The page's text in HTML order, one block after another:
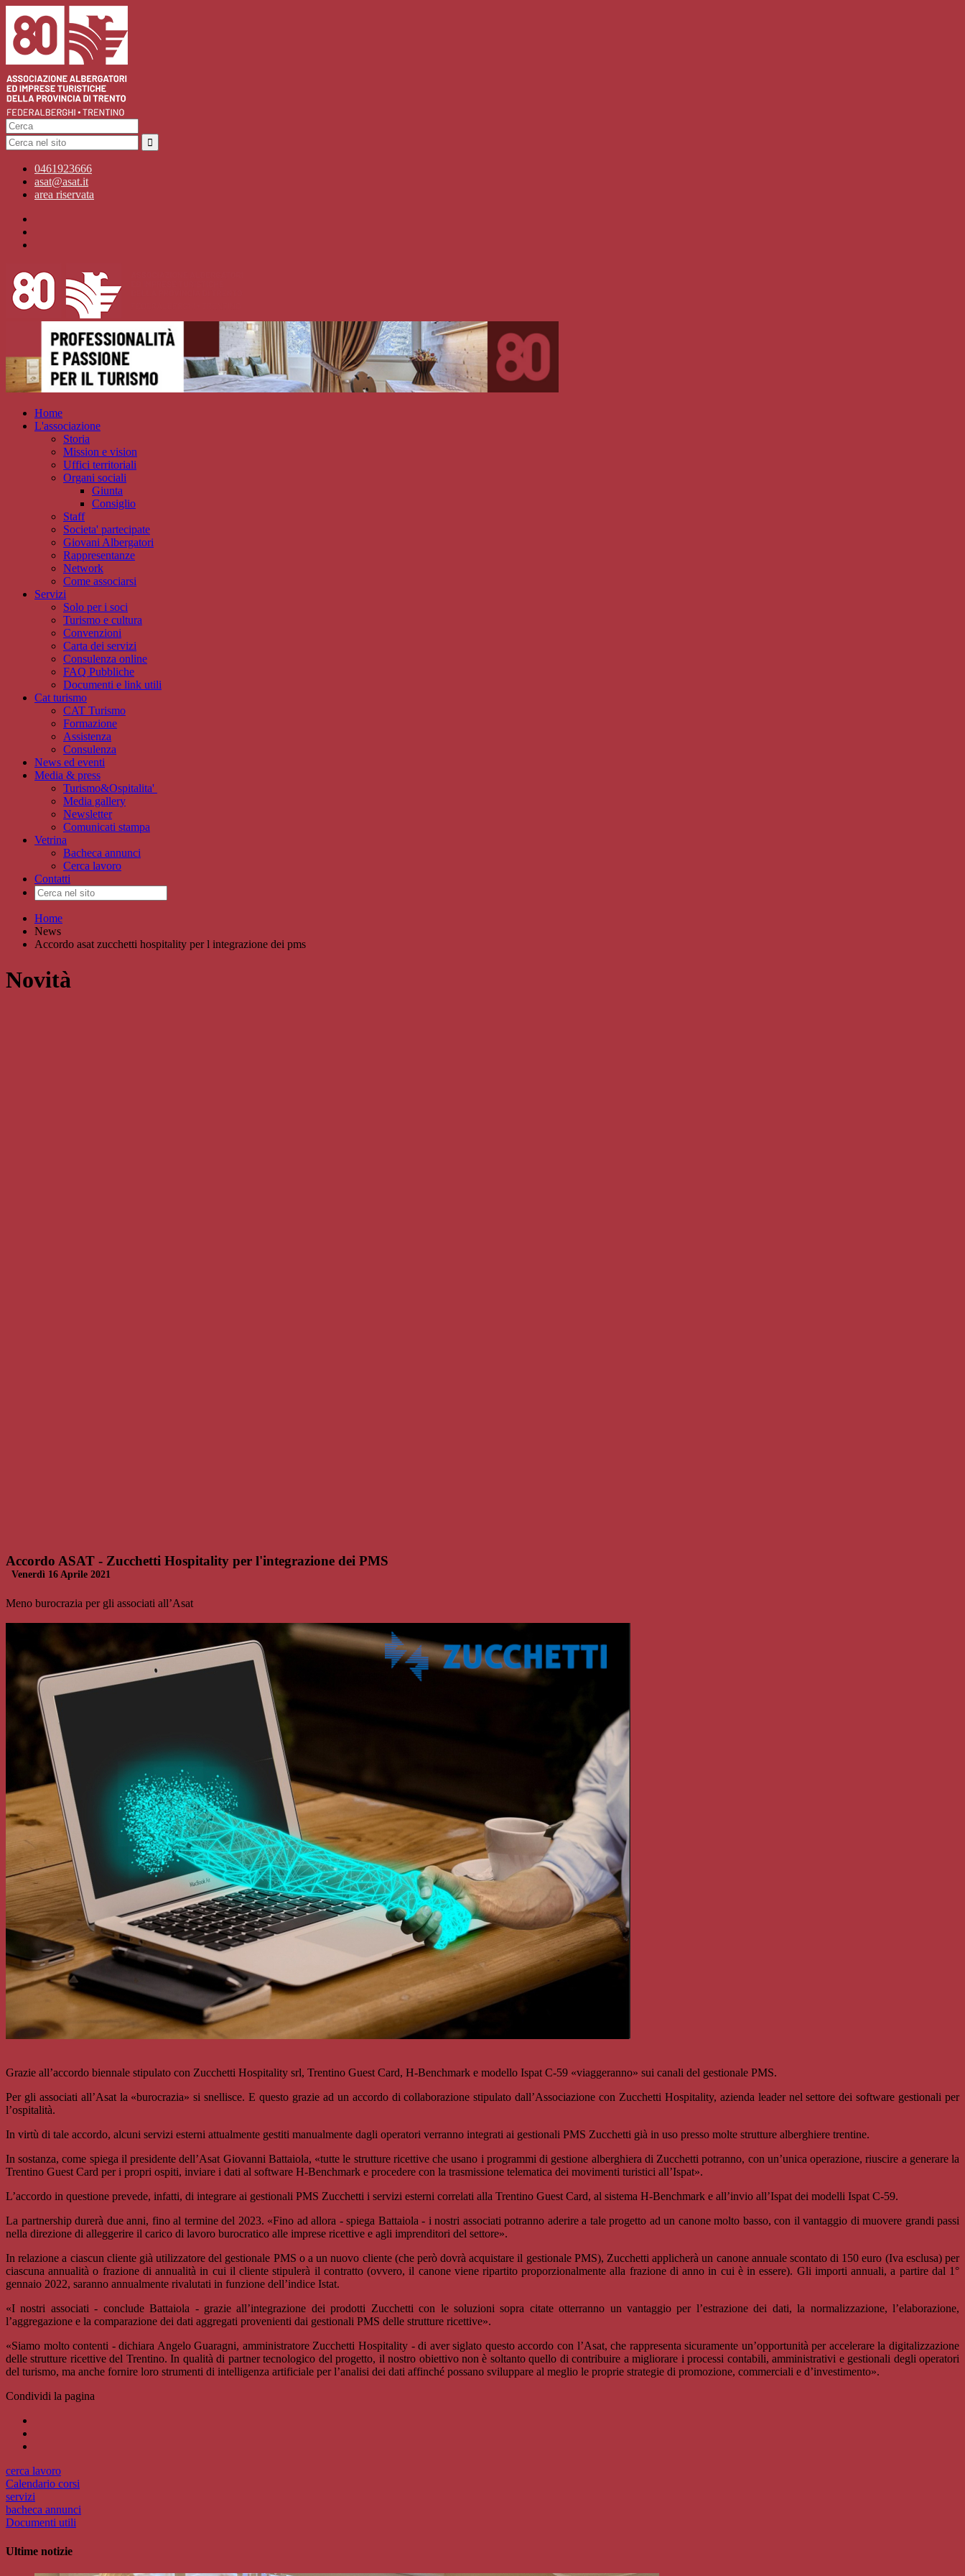
0461923666
asat@asat.it
area riservata
Home
L'associazione
Storia
Mission e vision
Uffici territoriali
Organi sociali
Giunta
Consiglio
Staff
Societa' partecipate
Giovani Albergatori
Rappresentanze
Network
Come associarsi
Servizi
Solo per i soci
Turismo e cultura
Convenzioni
Carta dei servizi
Consulenza online
FAQ Pubbliche
Documenti e link utili
Cat turismo
CAT Turismo
Formazione
Assistenza
Consulenza
News ed eventi
Media & press
Turismo&Ospitalita'
Media gallery
Newsletter
Comunicati stampa
Vetrina
Bacheca annunci
Cerca lavoro
Contatti
Home
News
Accordo asat zucchetti hospitality per l integrazione dei pms
Novità
Accordo ASAT - Zucchetti Hospitality per l'integrazione dei PMS
Venerdì 16 Aprile 2021
Meno burocrazia per gli associati all’Asat
Grazie all’accordo biennale stipulato con Zucchetti Hospitality srl, Trentino Guest Card, H-Benchmark e modello Ispat C-59 «viaggeranno» sui canali del gestionale PMS.
Per gli associati all’Asat la «burocrazia» si snellisce. E questo grazie ad un accordo di collaborazione stipulato dall’Associazione con Zucchetti Hospitality, azienda leader nel settore dei software gestionali per
l’ospitalità.
In virtù di tale accordo, alcuni servizi esterni attualmente gestiti manualmente dagli operatori verranno integrati ai gestionali PMS Zucchetti già in uso presso molte strutture alberghiere trentine.
In sostanza, come spiega il presidente dell’Asat Giovanni Battaiola, «tutte le strutture ricettive che usano i programmi di gestione alberghiera di Zucchetti potranno, con un’unica operazione, riuscire a generare la
Trentino Guest Card per i propri ospiti, inviare i dati al software H-Benchmark e procedere con la trasmissione telematica dei movimenti turistici all’Ispat».
L’accordo in questione prevede, infatti, di integrare ai gestionali PMS Zucchetti i servizi esterni correlati alla Trentino Guest Card, al sistema H-Benchmark e all’invio all’Ispat dei modelli Ispat C-59.
La partnership durerà due anni, fino al termine del 2023. «Fino ad allora - spiega Battaiola - i nostri associati potranno aderire a tale progetto ad un canone molto basso, con il vantaggio di muovere grandi passi
nella direzione di alleggerire il carico di lavoro burocratico alle imprese ricettive e agli imprenditori del settore».
In relazione a ciascun cliente già utilizzatore del gestionale PMS o a un nuovo cliente (che però dovrà acquistare il gestionale PMS), Zucchetti applicherà un canone annuale scontato di 150 euro (Iva esclusa) per
ciascuna annualità o frazione di annualità in cui il cliente stipulerà il contratto (ovvero, il canone viene ripartito proporzionalmente alla frazione di anno in cui è in essere). Gli importi annuali, a partire dal 1°
gennaio 2022, saranno annualmente rivalutati in funzione dell’indice Istat.
«I nostri associati - conclude Battaiola - grazie all’integrazione dei prodotti Zucchetti con le soluzioni sopra citate otterranno un vantaggio per l’estrazione dei dati, la normalizzazione, l’elaborazione,
l’aggregazione e la comparazione dei dati aggregati provenienti dai gestionali PMS delle strutture ricettive».
«Siamo molto contenti - dichiara Angelo Guaragni, amministratore Zucchetti Hospitality - di aver siglato questo accordo con l’Asat, che rappresenta sicuramente un’opportunità per accelerare la digitalizzazione
delle strutture ricettive del Trentino. In qualità di partner tecnologico del progetto, il nostro obiettivo non è soltanto quello di contribuire a migliorare i processi contabili, amministrativi e gestionali degli operatori
del turismo, ma anche fornire loro strumenti di intelligenza artificiale per l’analisi dei dati affinché possano sviluppare al meglio le proprie strategie di promozione, commerciali e d’investimento».
Condividi la pagina
cerca lavoro
Calendario corsi
servizi
bacheca annunci
Documenti utili
Ultime notizie